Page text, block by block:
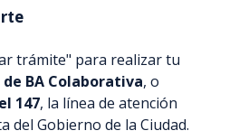
trámite" para realizar tu
BA Colaborativa, o
147, la línea de atención
del Gobierno de la Ciudad.